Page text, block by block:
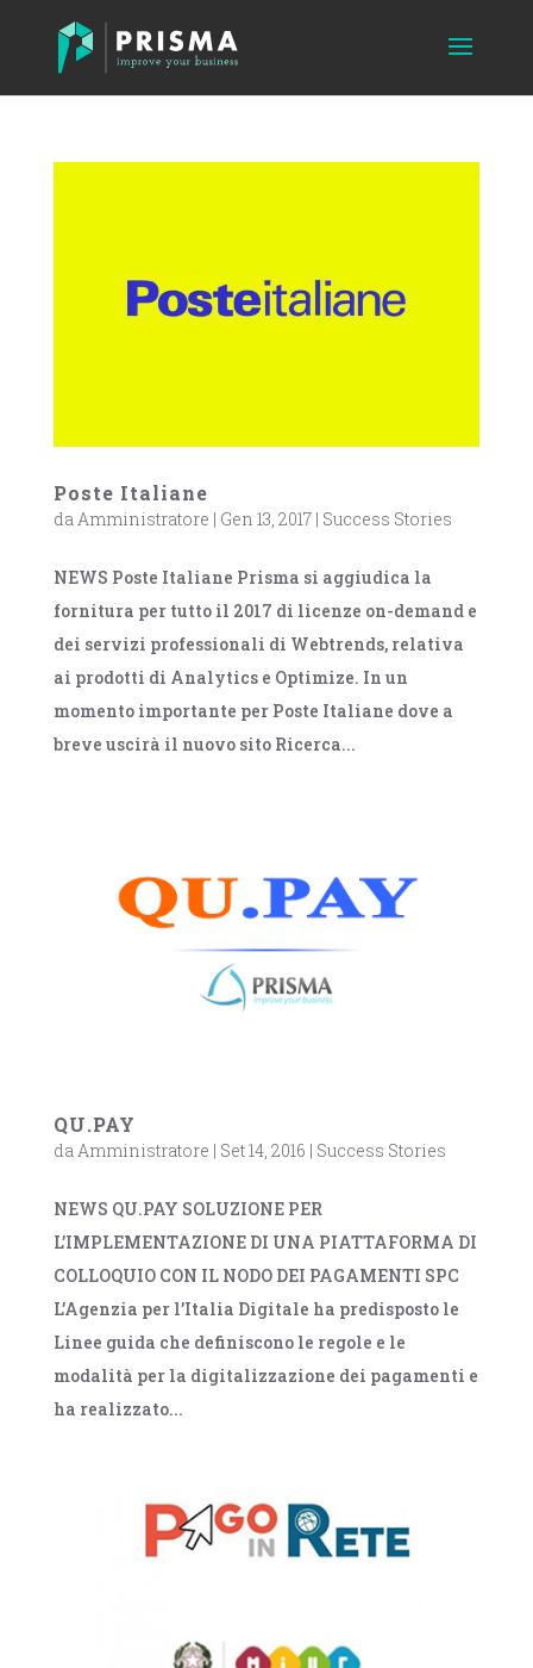
Poste Italiane
daAmministratore | Gen 13, 2017| Success Stories
NEWS Poste Italiane Prisma si aggiudica la
fornitura per tutto il 2017 di licenze on-demand e
dei servizi professionali di Webtrends, relativa
ai prodotti di Analytics e Optimize. In un
momento importante per Poste Italiane dove a
breve uscirà il nuovo sito Ricerca...
QU.PAY
daAmministratore | Set 14, 2016 | Success Stories
NEWS QU.PAY SOLUZIONE PER
L’IMPLEMENTAZIONE DI UNA PIATTAFORMA DI
COLLOQUIO CON IL NODO DEI PAGAMENTI SPC
L’Agenzia per l’Italia Digitale ha predisposto le
Linee guida che definiscono le regole e le
modalità per la digitalizzazione dei pagamenti e
ha realizzato...